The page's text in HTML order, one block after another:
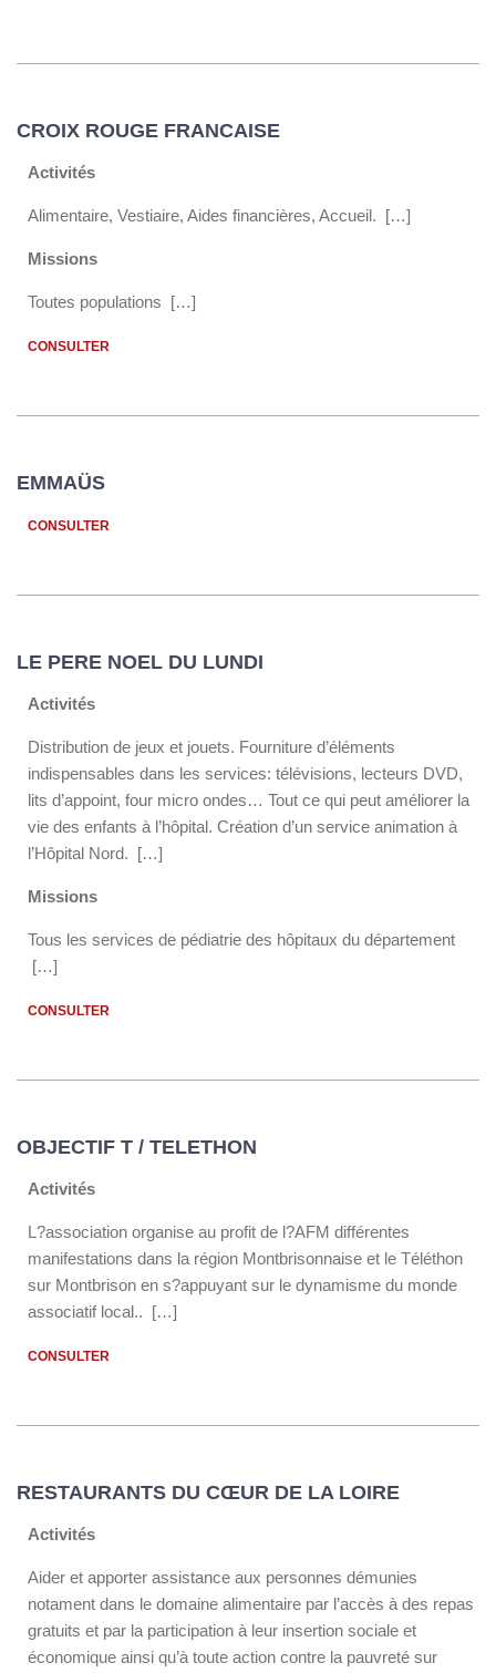
CROIX ROUGE FRANCAISE
Activités
Alimentaire, Vestiaire, Aides financières, Accueil. […]
Missions
Toutes populations […]
CONSULTER
EMMAÜS
CONSULTER
LE PERE NOEL DU LUNDI
Activités
Distribution de jeux et jouets. Fourniture d’éléments
indispensables dans les services: télévisions, lecteurs DVD,
lits d’appoint, four micro ondes… Tout ce qui peut améliorer la
vie des enfants à l’hôpital. Création d’un service animation à
l’Hôpital Nord. […]
Missions
Tous les services de pédiatrie des hôpitaux du département
[…]
CONSULTER
OBJECTIF T / TELETHON
Activités
L?association organise au profit de l?AFM différentes
manifestations dans la région Montbrisonnaise et le Téléthon
sur Montbrison en s?appuyant sur le dynamisme du monde
associatif local.. […]
CONSULTER
RESTAURANTS DU CŒUR DE LA LOIRE
Activités
Aider et apporter assistance aux personnes démunies
notament dans le domaine alimentaire par l’accès à des repas
gratuits et par la participation à leur insertion sociale et
économique ainsi qu’à toute action contre la pauvreté sur